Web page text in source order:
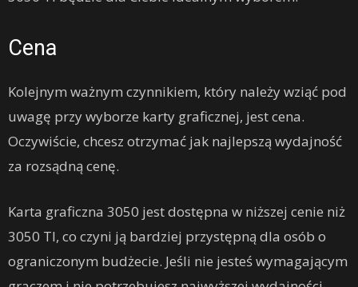
Cena
Kolejnym ważnym czynnikiem, który należy wziąć pod
uwagę przy wyborze karty graficznej, jest cena.
Oczywiście, chcesz otrzymać jak najlepszą wydajność
za rozsądną cenę.
Karta graficzna 3050 jest dostępna w niższej cenie niż
3050 TI, co czyni ją bardziej przystępną dla osób o
ograniczonym budżecie. Jeśli nie jesteś wymagającym